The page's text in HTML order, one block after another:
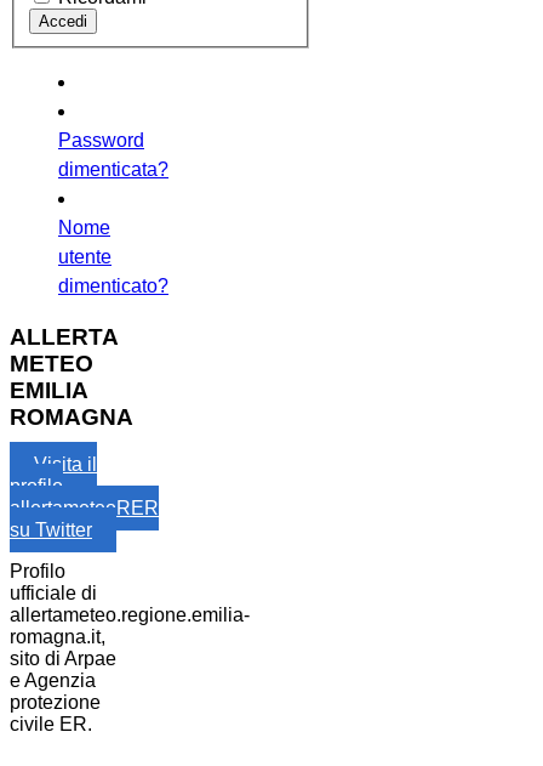
Password
dimenticata?
Nome
utente
dimenticato?
ALLERTA
METEO
EMILIA
ROMAGNA
Visita il
profilo
allertameteoRER
su Twitter
Profilo
ufficiale di
allertameteo.regione.emilia-
romagna.it,
sito di Arpae
e Agenzia
protezione
civile ER.